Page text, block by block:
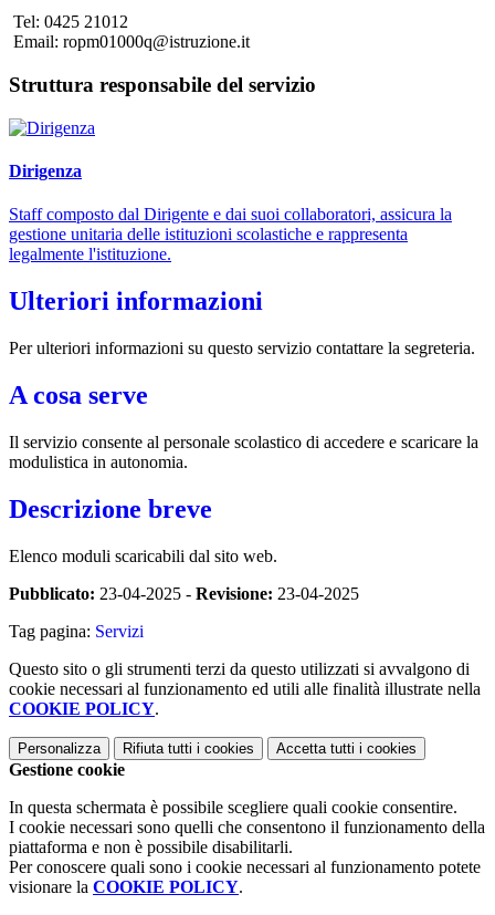
Tel: 0425 21012
Email: ropm01000q@istruzione.it
Struttura responsabile del servizio
Dirigenza
Staff composto dal Dirigente e dai suoi collaboratori, assicura la
gestione unitaria delle istituzioni scolastiche e rappresenta
legalmente l'istituzione.
Ulteriori informazioni
Per ulteriori informazioni su questo servizio contattare la segreteria.
A cosa serve
Il servizio consente al personale scolastico di accedere e scaricare la
modulistica in autonomia.
Descrizione breve
Elenco moduli scaricabili dal sito web.
Pubblicato: 23-04-2025 - Revisione: 23-04-2025
Tag pagina: Servizi
Questo sito o gli strumenti terzi da questo utilizzati si avvalgono di
cookie necessari al funzionamento ed utili alle finalità illustrate nella
COOKIE POLICY.
Personalizza Rifiuta tutti i cookies Accetta tutti i cookies
Gestione cookie
In questa schermata è possibile scegliere quali cookie consentire.
I cookie necessari sono quelli che consentono il funzionamento della
piattaforma e non è possibile disabilitarli.
Per conoscere quali sono i cookie necessari al funzionamento potete
visionare la COOKIE POLICY.